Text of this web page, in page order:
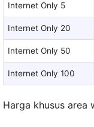
Internet Only 5
Internet Only 20
Internet Only 50
Internet Only 100
Harga khusus area